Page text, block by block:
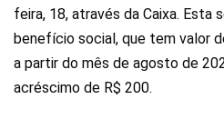
feira, 18, através da Caixa. Esta
benefício social, que tem valor
a partir do mês de agosto de
acréscimo de R$ 200.